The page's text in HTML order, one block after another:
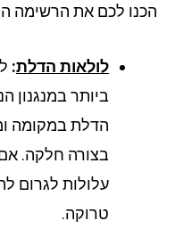
לכם את הרשימה
לולאות הדלת:
ביותר במנגנון
הדלת במקומה
בצורה חלקה. אם
עלולות לגרום
טרוקה.